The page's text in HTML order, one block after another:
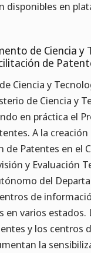
disponibles en
de Ciencia y
de
Ciencia y
de Ciencia y
en práctica el
A la creación
de Patentes en el
y Evaluación
del
de
en varios estados.
y los centros
la